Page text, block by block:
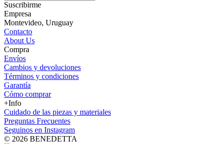
Suscribirme
Empresa
Montevideo, Uruguay
Contacto
About Us
Compra
Envíos
Cambios y devoluciones
Términos y condiciones
Garantía
Cómo comprar
+Info
Cuidado de las piezas y materiales
Preguntas Frecuentes
Seguinos en Instagram
© 2026 BENEDETTA